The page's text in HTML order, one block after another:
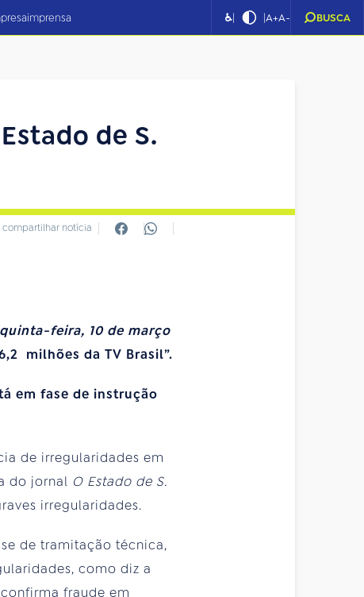
imprensa ♿| |A+A- BUSCA
de S.
compartilhar notícia
feira, 10 de março
milhões da TV Brasil”.
em fase de instrução
de irregularidades em
do jornal O Estado de S.
irregularidades.
de tramitação técnica,
como diz a
fraude em